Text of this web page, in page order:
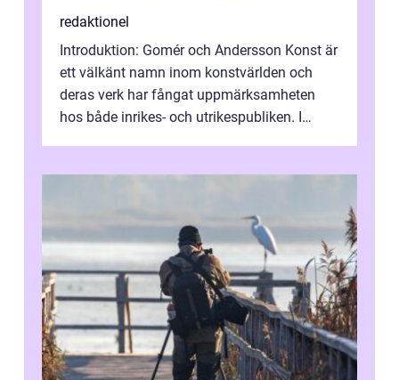
redaktionel
Introduktion: Gomér och Andersson Konst är
ett välkänt namn inom konstvärlden och
deras verk har fångat uppmärksamheten
hos både inrikes- och utrikespubliken. I